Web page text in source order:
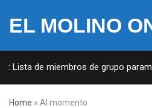
EL MOLINO
Lista de miembros de grupo
Home » Al momento